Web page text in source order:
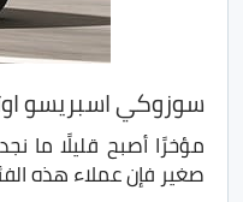
سوزوكي اسبريسو
مؤخرًا أصبح قليلًا ما
صغير فإن عملاء هذه